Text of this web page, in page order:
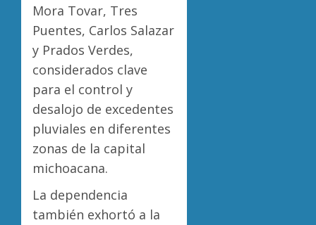
Mora Tovar, Tres
Puentes, Carlos Salazar
y Prados Verdes,
considerados clave
para el control y
desalojo de excedentes
pluviales en diferentes
zonas de la capital
michoacana.
La dependencia
también exhortó a la